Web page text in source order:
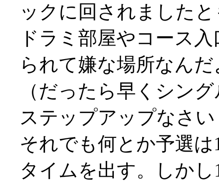
ックに回されました
ドラミ部屋やコース
られて嫌な場所なん
（だったら早くシン
ステップアップなさ
それでも何とか予選
タイムを出す。しかし